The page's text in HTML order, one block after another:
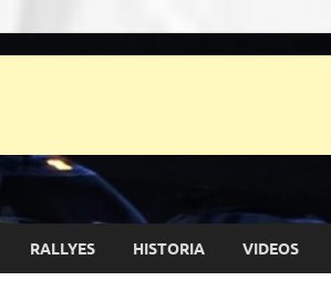
RALLYES HISTORIA VIDEOS